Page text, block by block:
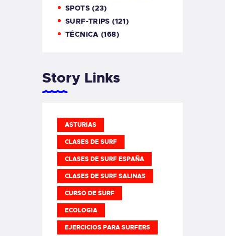
SPOTS(23)
SURF-TRIPS (121)
TÉCNICA (168)
Story Links
ASTURIAS
CLASES DE SURF
CLASES DE SURF ESPAÑA
CLASES DE SURF SALINAS
CURSO DE SURF
ECOLOGIA
EJERCICIOS PARA SURFERS